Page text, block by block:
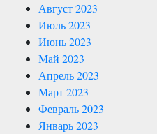
Август 2023
Июль 2023
Июнь 2023
Май 2023
Апрель 2023
Март 2023
Февраль 2023
Январь 2023